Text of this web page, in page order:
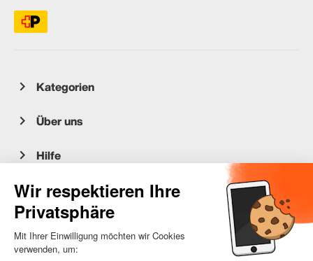
Kategorien
Über uns
Hilfe
Kundenservice
occasion.migros.mobile@recommerce.com
Montag-Freitag 08:00-17:00